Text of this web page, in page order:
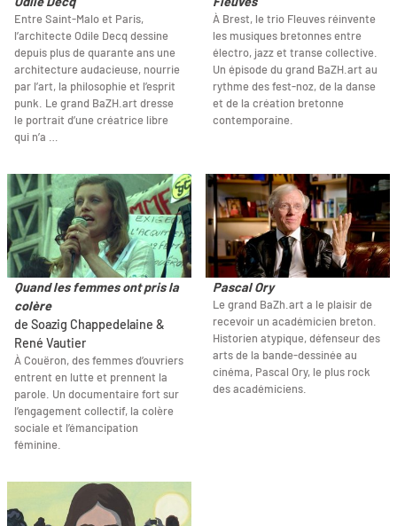
Entre Saint-Malo et Paris,
l’architecte Odile Decq dessine
depuis plus de quarante ans une
architecture audacieuse, nourrie
par l’art, la philosophie et l’esprit
punk. Le grand BaZH.art dresse
le portrait d’une créatrice libre
qui n’a …
À Brest, le trio Fleuves réinvente
les musiques bretonnes entre
électro, jazz et transe collective.
Un épisode du grand BaZH.art au
rythme des fest-noz, de la danse
et de la création bretonne
contemporaine.
Quand les femmes ont pris la
colère
de Soazig Chappedelaine &
René Vautier
À Couëron, des femmes d’ouvriers
entrent en lutte et prennent la
parole. Un documentaire fort sur
l’engagement collectif, la colère
sociale et l’émancipation
féminine.
Pascal Ory
Le grand BaZh.art a le plaisir de
recevoir un académicien breton.
Historien atypique, défenseur des
arts de la bande-dessinée au
cinéma, Pascal Ory, le plus rock
des académiciens.